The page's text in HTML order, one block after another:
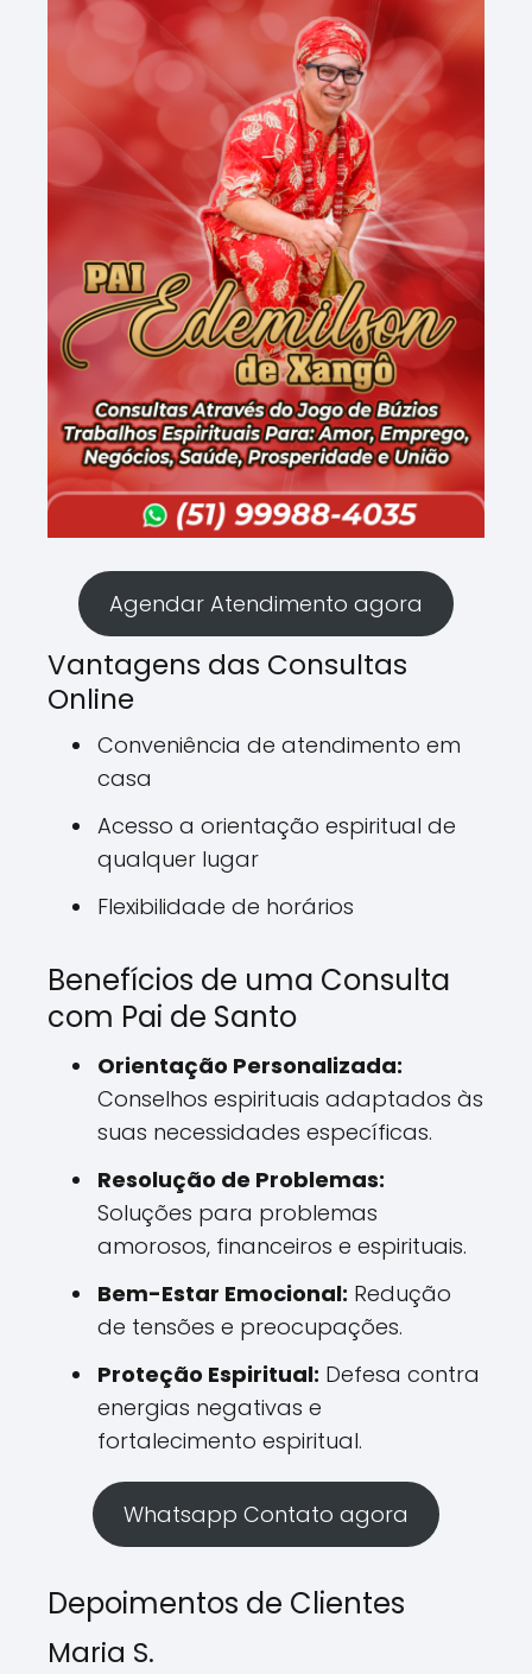
Agendar Atendimento agora
Vantagens das Consultas
Online
Conveniência de atendimento em
casa
Acesso a orientação espiritual de
qualquer lugar
Flexibilidade de horários
Benefícios de uma Consulta
com Pai de Santo
Orientação Personalizada:
Conselhos espirituais adaptados às
suas necessidades específicas.
Resolução de Problemas:
Soluções para problemas
amorosos, financeiros e espirituais.
Bem-Estar Emocional: Redução
de tensões e preocupações.
Proteção Espiritual: Defesa contra
energias negativas e
fortalecimento espiritual.
Whatsapp Contato agora
Depoimentos de Clientes
Maria S.